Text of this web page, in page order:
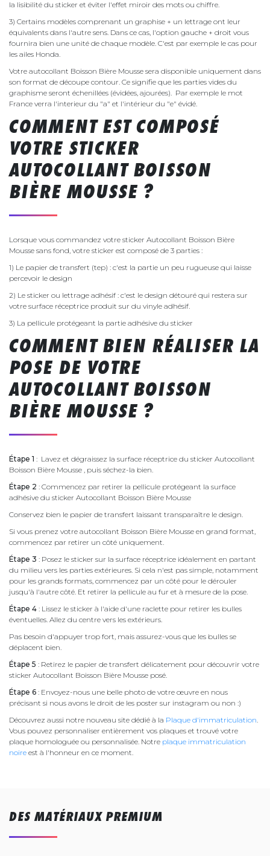
la lisibilité du sticker et éviter l'effet miroir des mots ou chiffre.
3) Certains modèles comprenant un graphise + un lettrage ont leur
équivalents dans l'autre sens. Dans ce cas, l'option gauche + droit vous
fournira bien une unité de chaque modèle. C'est par exemple le cas pour
les ailes Honda.
Votre autocollant Boisson Bière Mousse sera disponible uniquement dans
son format de découpe contour. Ce signifie que les parties vides du
graphisme seront échenillées (évidées, ajourées). Par exemple le mot
France verra l'interieur du "a" et l'intérieur du "e" évidé.
COMMENT EST COMPOSÉ
VOTRE STICKER
AUTOCOLLANT BOISSON
BIÈRE MOUSSE ?
Lorsque vous commandez votre sticker Autocollant Boisson Bière
Mousse sans fond, votre sticker est composé de 3 parties :
1) Le papier de transfert (tep) : c'est la partie un peu rugueuse qui laisse
percevoir le design
2) Le sticker ou lettrage adhésif : c'est le design détouré qui restera sur
votre surface réceptrice produit sur du vinyle adhésif.
3) La pellicule protégeant la partie adhésive du sticker
COMMENT BIEN RÉALISER LA
POSE DE VOTRE
AUTOCOLLANT BOISSON
BIÈRE MOUSSE ?
Étape 1 : Lavez et dégraissez la surface réceptrice du sticker Autocollant
Boisson Bière Mousse , puis séchez-la bien.
Étape 2 : Commencez par retirer la pellicule protégeant la surface
adhésive du sticker Autocollant Boisson Bière Mousse
Conservez bien le papier de transfert laissant transparaître le design.
Si vous prenez votre autocollant Boisson Bière Mousse en grand format,
commencez par retirer un côté uniquement.
Étape 3 : Posez le sticker sur la surface réceptrice idéalement en partant
du milieu vers les parties extérieures. Si cela n'est pas simple, notamment
pour les grands formats, commencez par un côté pour le dérouler
jusqu'à l'autre côté. Et retirer la pellicule au fur et à mesure de la pose.
Étape 4 : Lissez le sticker à l'aide d'une raclette pour retirer les bulles
éventuelles. Allez du centre vers les extérieurs.
Pas besoin d'appuyer trop fort, mais assurez-vous que les bulles se
déplacent bien.
Étape 5 : Retirez le papier de transfert délicatement pour découvrir votre
sticker Autocollant Boisson Bière Mousse posé.
Étape 6 : Envoyez-nous une belle photo de votre œuvre en nous
précisant si nous avons le droit de les poster sur instagram ou non :)
Découvrez aussi notre nouveau site dédié à la Plaque d'immatriculation.
Vous pouvez personnaliser entièrement vos plaques et trouvé votre
plaque homologuée ou personnalisée. Notre plaque immatriculation
noire est à l'honneur en ce moment.
DES MATÉRIAUX PREMIUM